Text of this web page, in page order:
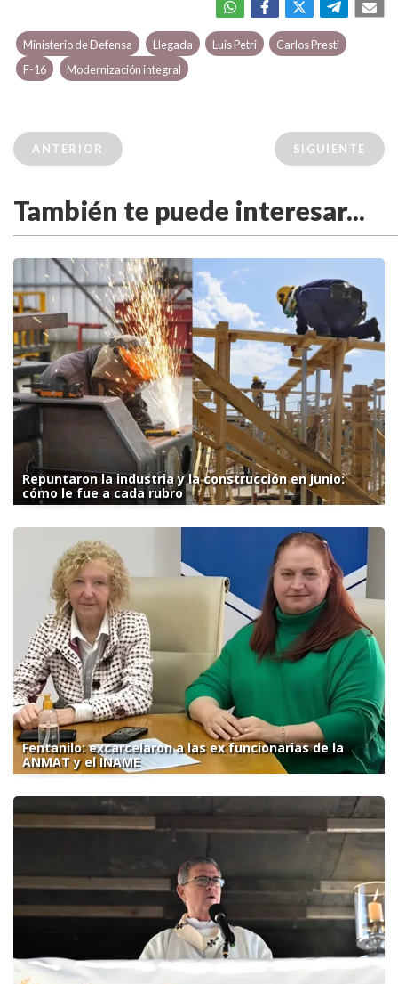
Ministerio de Defensa Llegada Luis Petri
Carlos Presti
F-16
Modernización integral
ANTERIOR SIGUIENTE
También te puede interesar...
Repuntaron la industria y la construcción en junio:
cómo le fue a cada rubro
Fentanilo: excarcelaron a las ex funcionarias de la
ANMAT y el INAME